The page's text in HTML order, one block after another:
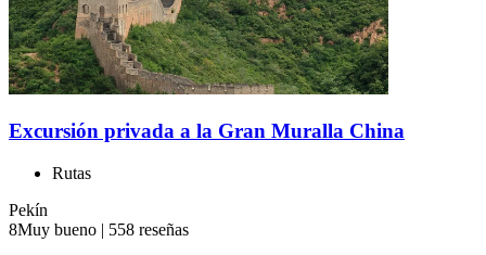
Excursión privada a la Gran Muralla China
Rutas
Pekín
8Muy bueno | 558 reseñas